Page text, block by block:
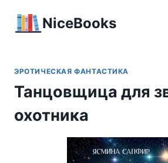
NiceBooks
ЭРОТИЧЕСКАЯ ФАНТАСТИКА
Танцовщица для
охотника